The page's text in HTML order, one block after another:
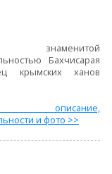
Бахчисарая
крымских ханов
описание,
и фото >>